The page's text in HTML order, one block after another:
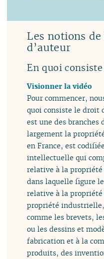
Les notions
d’auteur
En quoi
Visionner la vidéo
Pour commencer,
quoi consiste le droit
est une des branches
largement la
en France, est
intellectuelle qui
relative à la
dans laquelle figure
relative à la
propriété
comme les brevets,
ou les dessins et
fabrication et à la
produits, des